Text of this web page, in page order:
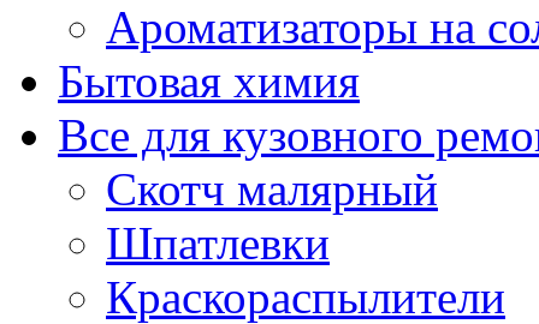
Ароматизаторы на
Бытовая химия
Все для кузовного
Скотч малярный
Шпатлевки
Краскораспылители